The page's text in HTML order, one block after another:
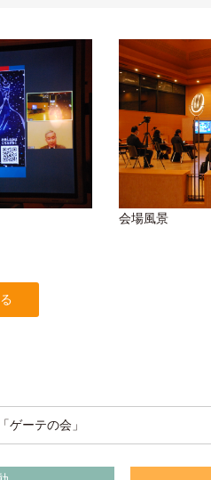
会場風景
ゲーテの会」